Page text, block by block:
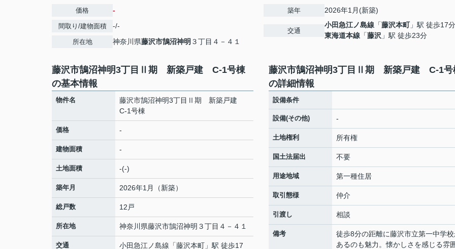
価格 -
間取り/建物面積 -/-
所在地 神奈川県藤沢市鵠沼神明 ３丁目４－４１
築年 2026年1月(新築)
交通
小田急江ノ島線 「藤沢本町」駅 徒歩17分
東海道本線 「藤沢 」駅 徒歩23分
藤沢市鵠沼神明3丁目Ⅱ期 新築戸建 C-1号棟
の基本情報
物件名
藤沢市鵠沼神明3丁目Ⅱ期 新築戸建
C-1号棟
価格 -
建物面積 -
土地面積 -(-)
築年月 2026年1月（新築）
総戸数 12戸
所在地 神奈川県藤沢市鵠沼神明 ３丁目４－４１
交通 小田急江ノ島線 「藤沢本町 」駅 徒歩17
藤沢市鵠沼神明3丁目Ⅱ期 新築戸建 C-1号
の詳細情報
設備条件
設備(その他) -
土地権利 所有権
国土法届出 不要
用途地域 第一種住居
取引態様 仲介
引渡し 相談
備考
徒歩8分の距離に藤沢市立第一中学
あるのも魅力。懐かしさを感じる雰